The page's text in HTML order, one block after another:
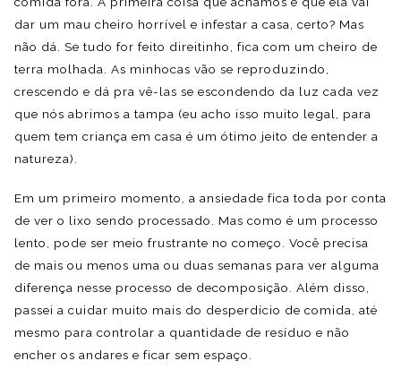
dar um mau cheiro horrível e infestar a casa, certo? Mas
não dá. Se tudo for feito direitinho, fica com um cheiro de
terra molhada. As minhocas vão se reproduzindo,
crescendo e dá pra vê-las se escondendo da luz cada vez
que nós abrimos a tampa (eu acho isso muito legal, para
quem tem criança em casa é um ótimo jeito de entender a
natureza).
Em um primeiro momento, a ansiedade fica toda por conta
de ver o lixo sendo processado. Mas como é um processo
lento, pode ser meio frustrante no começo. Você precisa
de mais ou menos uma ou duas semanas para ver alguma
diferença nesse processo de decomposição. Além disso,
passei a cuidar muito mais do desperdício de comida, até
mesmo para controlar a quantidade de resíduo e não
encher os andares e ficar sem espaço.